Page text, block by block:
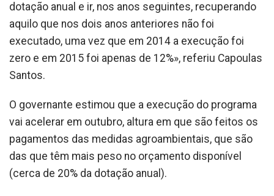
dotação anual e ir, nos anos seguintes, recuperando
aquilo que nos dois anos anteriores não foi
executado, uma vez que em 2014 a execução foi
zero e em 2015 foi apenas de 12%», referiu Capoulas
Santos.
O governante estimou que a execução do programa
vai acelerar em outubro, altura em que são feitos os
pagamentos das medidas agroambientais, que são
das que têm mais peso no orçamento disponível
(cerca de 20% da dotação anual).